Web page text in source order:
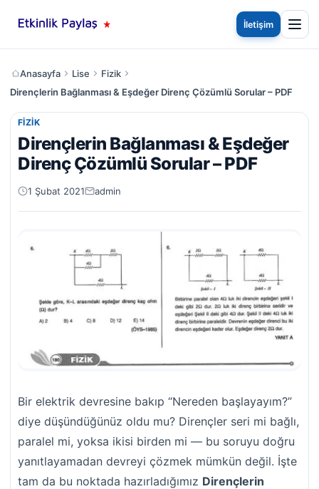
İletişim
Anasayfa Lise
Fizik
Dirençlerin Bağlanması & Eşdeğer Direnç Çözümlü Sorular – PDF
FIZIK
Dirençlerin Bağlanması & Eşdeğer
Direnç Çözümlü Sorular – PDF
1 Şubat 2021 admin
Bir elektrik devresine bakıp “Nereden başlayayım?”
diye düşündüğünüz oldu mu? Dirençler seri mi bağlı,
paralel mi, yoksa ikisi birden mi — bu soruyu doğru
yanıtlayamadan devreyi çözmek mümkün değil. İşte
tam da bu noktada hazırladığımız Dirençlerin